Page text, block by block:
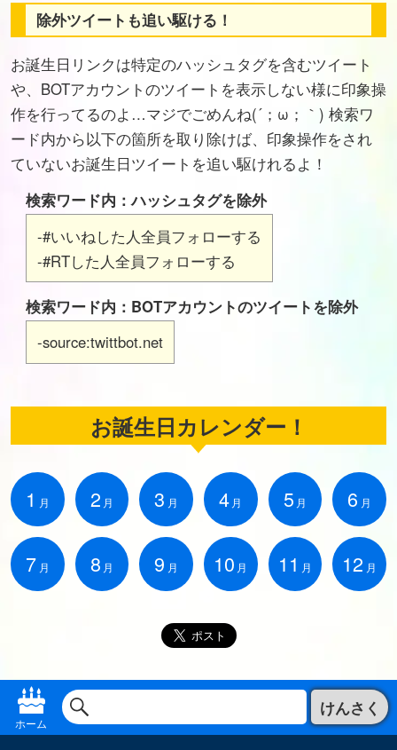
除外ツイートも追い駆ける！
お誕生日リンクは特定のハッシュタグを含むツイート
や、BOTアカウントのツイートを表示しない様に印象操
作を行ってるのよ…マジでごめんね(´；ω；｀) 検索ワ
ード内から以下の箇所を取り除けば、印象操作をされ
ていないお誕生日ツイートを追い駆けれるよ！
検索ワード内：ハッシュタグを除外
-#いいねした人全員フォローする
-#RTした人全員フォローする
検索ワード内：BOTアカウントのツイートを除外
-source:twittbot.net
お誕生日カレンダー！
1 月 2 月 3 月 4 月 5 月 6 月
7 月 8 月 9 月 10 月 11 月 12 月
ホーム
けんさく